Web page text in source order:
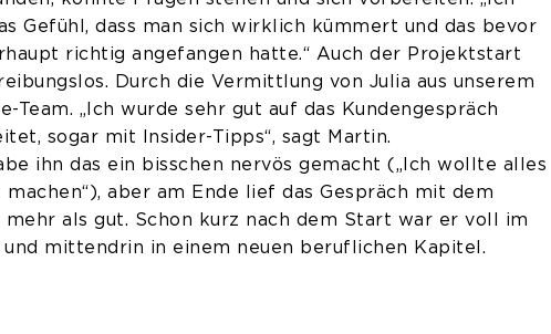
Gefühl, dass man sich wirklich kümmert und das bevor
richtig angefangen hatte.“ Auch der Projektstart
Durch die Vermittlung von Julia aus unserem
Team. „Ich wurde sehr gut auf das Kundengespräch
sogar mit Insider-Tipps“, sagt Martin.
ihn das ein bisschen nervös gemacht („Ich wollte alles
aber am Ende lief das Gespräch mit dem
mehr als gut. Schon kurz nach dem Start war er voll im
und mittendrin in einem neuen beruflichen Kapitel.